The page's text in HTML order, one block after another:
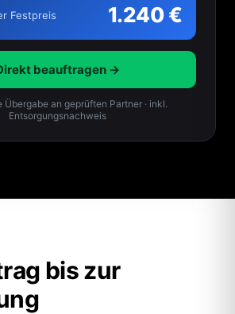
Festpreis 1.240 €
beauftragen →
Übergabe an geprüften Partner · inkl.
Entsorgungsnachweis
bis zur